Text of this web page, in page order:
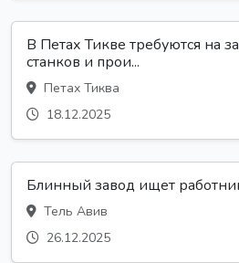
В Петах Тикве требуются на
станков и прои...
Петах Тиква
18.12.2025
Блинный завод ищет
Тель Авив
26.12.2025